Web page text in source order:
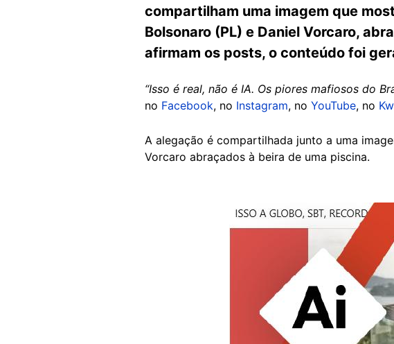
compartilham uma imagem que
Bolsonaro (PL) e Daniel Vorcaro,
afirmam os posts, o conteúdo foi
“Isso é real, não é IA. Os piores mafiosos do
no Facebook, no Instagram, no YouTube, no
A alegação é compartilhada junto a uma
Vorcaro abraçados à beira de uma piscina.